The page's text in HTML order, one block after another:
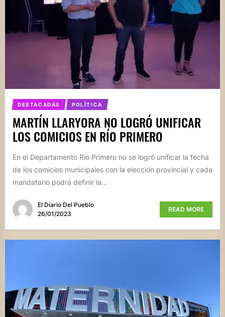
DESTACADAS POLÍTICA
MARTÍN LLARYORA NO LOGRÓ UNIFICAR
LOS COMICIOS EN RÍO PRIMERO
En el Departamento Río Primero no se logró unificar la fecha
de los comicios municipales con la elección provincial y cada
mandatario podrá definir la...
El Diario Del Pueblo
26/01/2023
READ MORE